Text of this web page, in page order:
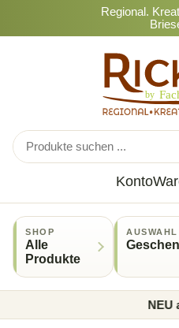
Regional.
Konto
SHOP
Alle
Produkte
AUSWAHL
NEU